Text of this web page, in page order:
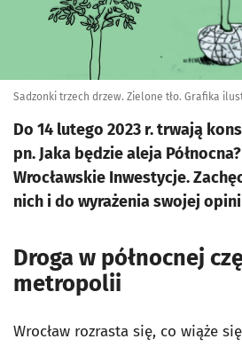
Sadzonki trzech drzew. Zielone tło. Grafika
Do 14 lutego 2023 r. trwają
pn. Jaka będzie aleja
Wrocławskie Inwestycje.
nich i do wyrażenia swojej
Droga w północnej
metropolii
Wrocław rozrasta się, co wiąże